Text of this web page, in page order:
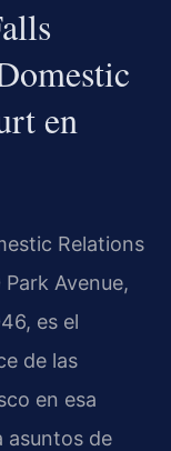
en
Relations
Avenue,
es el
de las
en esa
asuntos de